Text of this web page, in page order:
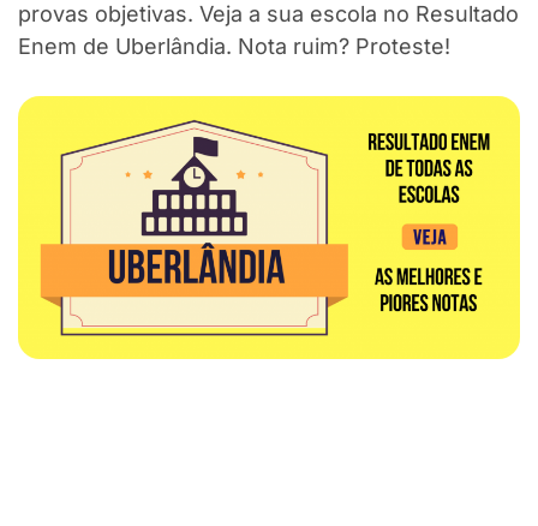
provas objetivas. Veja a sua escola no Resultado
Enem de Uberlândia. Nota ruim? Proteste!